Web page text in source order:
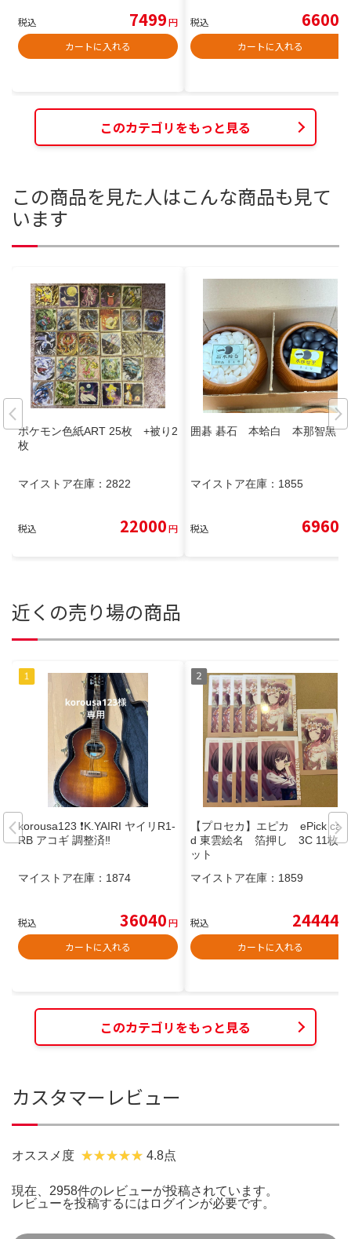
税込 7499円
カートに入れる
税込 6600
カートに入れる
このカテゴリをもっと見る
この商品を見た人はこんな商品も見て
います
ポケモン色紙ART 25枚 +被り2
枚
マイストア在庫： 2822
税込 22000円
囲碁 碁石 本蛤白 本那智黒
マイストア在庫： 1855
税込 6960
近くの売り場の商品
korousa123 ❗️K.YAIRI ヤイリR1-
RB アコギ 調整済‼️
マイストア在庫： 1874
税込 36040円
カートに入れる
【プロセカ】エピカ ePick car
d 東雲絵名 箔押し 3C 11枚セ
ット
マイストア在庫： 1859
税込 24444
カートに入れる
このカテゴリをもっと見る
カスタマーレビュー
オススメ度 4.8点
現在、2958件のレビューが投稿されています。
レビューを投稿するには ログインが必要です。